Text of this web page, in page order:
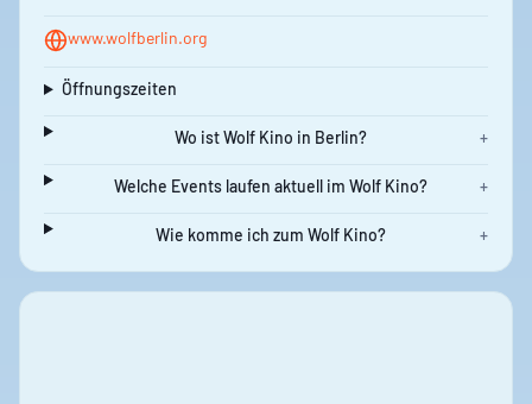
www.wolfberlin.org
Öffnungszeiten
Wo ist Wolf Kino in Berlin? +
Welche Events laufen aktuell im Wolf Kino? +
Wie komme ich zum Wolf Kino? +